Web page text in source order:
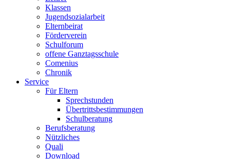
Klassen
Jugendsozialarbeit
Elternbeirat
Förderverein
Schulforum
offene Ganztagsschule
Comenius
Chronik
Service
Für Eltern
Sprechstunden
Übertrittsbestimmungen
Schulberatung
Berufsberatung
Nützliches
Quali
Download